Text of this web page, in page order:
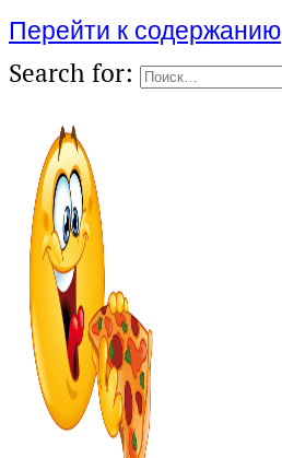
Перейти к содержанию
Search for: